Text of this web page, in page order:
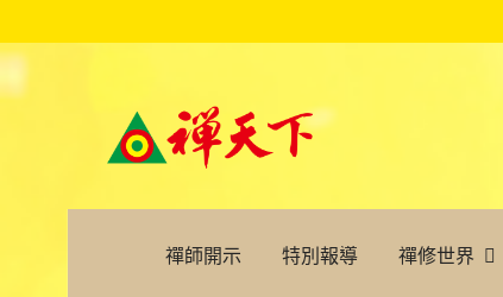
禪師開示 特別報導 禪修世界